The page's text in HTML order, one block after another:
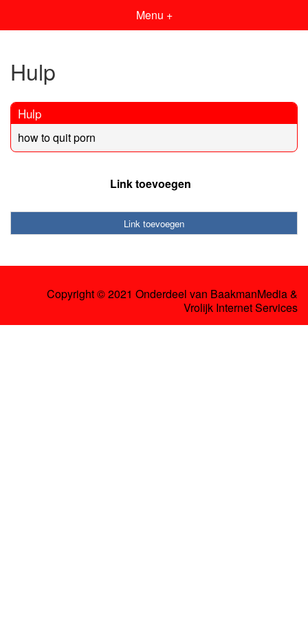
Menu +
Hulp
Hulp
how to quit porn
Link toevoegen
Link toevoegen
Copyright © 2021 Onderdeel van BaakmanMedia&
Vrolijk Internet Services